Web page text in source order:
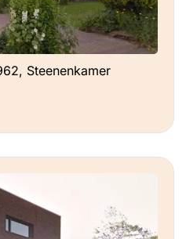
Steenenkamer